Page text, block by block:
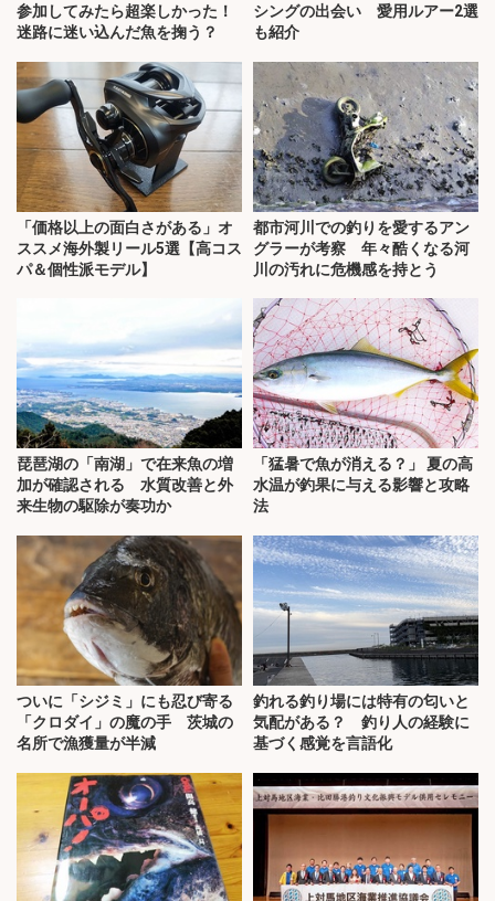
参加してみたら超楽しかった！
迷路に迷い込んだ魚を掬う？
シングの出会い 愛用ルアー2選
も紹介
「価格以上の面白さがある」オ
ススメ海外製リール5選【高コス
パ＆個性派モデル】
都市河川での釣りを愛するアン
グラーが考察 年々酷くなる河
川の汚れに危機感を持とう
琵琶湖の「南湖」で在来魚の増
加が確認される 水質改善と外
来生物の駆除が奏功か
「猛暑で魚が消える？」 夏の高
水温が釣果に与える影響と攻略
法
ついに「シジミ」にも忍び寄る
「クロダイ」の魔の手 茨城の
名所で漁獲量が半減
釣れる釣り場には特有の匂いと
気配がある？ 釣り人の経験に
基づく感覚を言語化